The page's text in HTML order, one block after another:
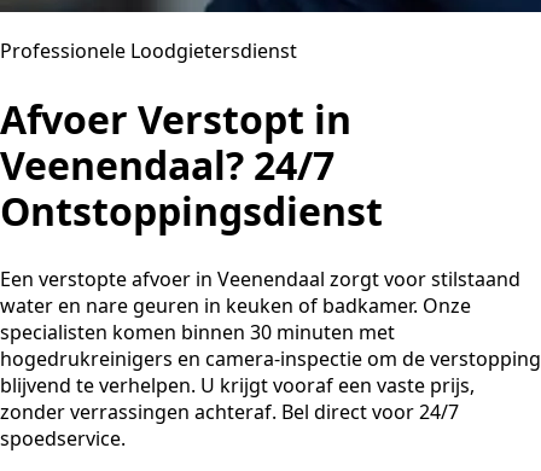
Professionele Loodgietersdienst
Afvoer Verstopt in
Veenendaal? 24/7
Ontstoppingsdienst
Een verstopte afvoer in Veenendaal zorgt voor stilstaand
water en nare geuren in keuken of badkamer. Onze
specialisten komen binnen 30 minuten met
hogedrukreinigers en camera-inspectie om de verstopping
blijvend te verhelpen. U krijgt vooraf een vaste prijs,
zonder verrassingen achteraf. Bel direct voor 24/7
spoedservice.